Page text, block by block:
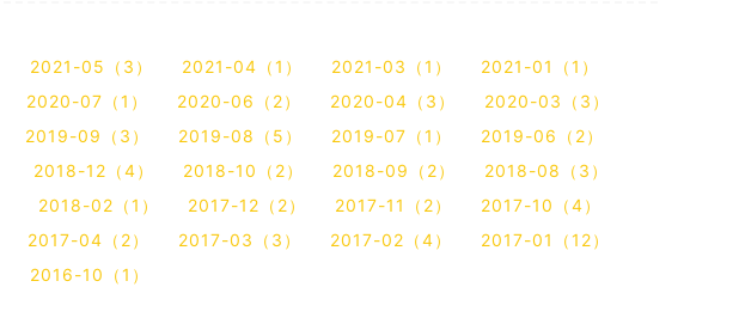
2021-05（3） 2021-04（1） 2021-03（1）
2021-01（1）
2020-07（1） 2020-06（2） 2020-04（3）
2020-03（3）
2019-09（3） 2019-08（5） 2019-07（1）
2019-06（2）
2018-12（4） 2018-10（2） 2018-09（2）
2018-08（3）
2018-02（1） 2017-12（2） 2017-11（2）
2017-10（4）
2017-04（2） 2017-03（3） 2017-02（4）
2017-01（12）
2016-10（1）